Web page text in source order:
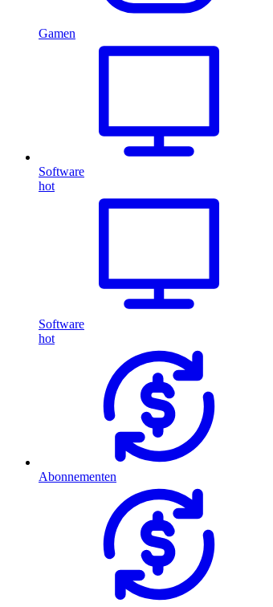
Gamen
Software
hot
Software
hot
Abonnementen